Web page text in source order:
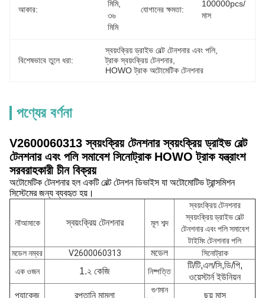
আকার:
মিমি,
৩৬
মিমি
যোগানের ক্ষমতা:
100000pcs/
মাস
বিশেষভাবে তুলে ধরা:
স্বয়ংক্রিয় ড্রাইভ বেল্ট টেনশনার এবং পলি
ট্রাক স্বয়ংক্রিয় টেনশনার
HOWO ট্রাক অটোমেটিক টেনশনার
পণ্যের বর্ণনা
V2600060313 স্বয়ংক্রিয় টেনশনার স্বয়ংক্রিয় ড্রাইভ বেল্ট
টেনশনার এবং পলি সমাবেশ সিনোট্রাক HOWO ট্রাক যন্ত্রাংশ
সরবরাহকারী চীন বিক্রয়
অটোমেটিক টেনশনার হল একটি বেল্ট টেনশন ডিভাইস যা অটোমোটিভ ট্রান্সমিশন
সিস্টেমের জন্য ব্যবহৃত হয়।
নাআমাকে স্বয়ংক্রিয় টেনশনার মূল শব্দ
স্বয়ংক্রিয় টেনশনার
স্বয়ংক্রিয় ড্রাইভ বেল্ট
টেনশনার এবং পলি সমাবেশ
টাইমিং টেনশনার পলি
মডেল নম্বর
V2600060313 মডেল
সিনোট্রাক
এক ওজন
1.২ কেজি নিষ্পত্তি
টি/টি,এল/সি,ডি/পি,
ওয়েস্টার্ন ইউনিয়ন
প্যাকেজ
রপ্তানি মামলা
গুণমান
ছয় মাস